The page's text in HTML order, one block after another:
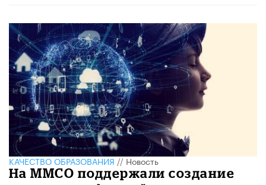
КАЧЕСТВО ОБРАЗОВАНИЯ//Новость
На ММСО поддержали создание